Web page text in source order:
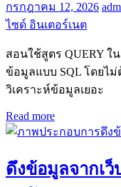
กรกฎาคม 12, 2026
ไซด์ อินเตอร์เนต
สอนใช้สูตร QUERY ใน
ข้อมูลแบบ SQL โดยไ
วิเคราะห์ข้อมูลเยอะ
Read more
ดึงข้อมูลจากเว็